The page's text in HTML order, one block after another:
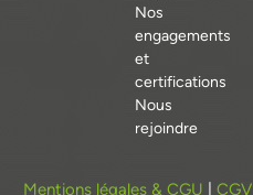
Nos
engagements
et
certifications
Nous
rejoindre
Mentions légales & CGU CGV